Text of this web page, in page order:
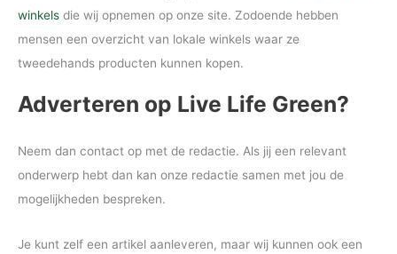
winkels die wij opnemen op onze site. Zodoende hebben
mensen een overzicht van lokale winkels waar ze
tweedehands producten kunnen kopen.
Adverteren op Live Life Green?
Neem dan contact op met de redactie. Als jij een relevant
onderwerp hebt dan kan onze redactie samen met jou de
mogelijkheden bespreken.
Je kunt zelf een artikel aanleveren, maar wij kunnen ook een